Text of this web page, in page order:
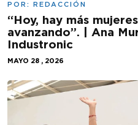
POR: REDACCIÓN
“Hoy, hay más
avanzando”. | Ana
Industronic
MAYO 28 , 2026